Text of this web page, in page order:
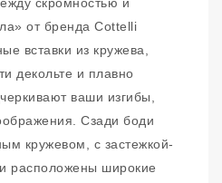
от бренда Cottelli
вставки из кружева,
декольте и плавно
ваши изгибы,
Сзади боди
кружевом, с застежкой-
расположены широкие